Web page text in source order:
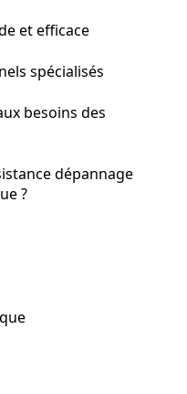
et efficace
spécialisés
besoins des
dépannage
?